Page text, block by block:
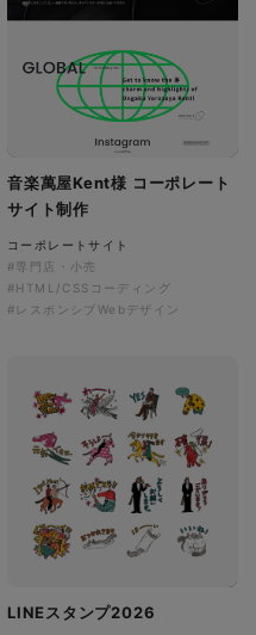
音楽萬屋Kent様 コーポレート
サイト制作
コーポレートサイト
#専門店・小売
#HTML/CSSコーディング
#レスポンシブWebデザイン
LINEスタンプ2026